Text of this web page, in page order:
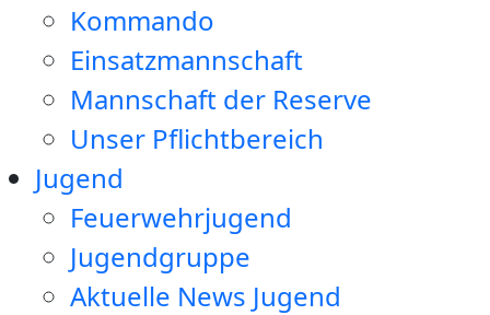
Kommando
Einsatzmannschaft
Mannschaft der Reserve
Unser Pflichtbereich
Jugend
Feuerwehrjugend
Jugendgruppe
Aktuelle News Jugend